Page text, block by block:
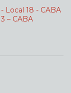
Local 18 - CABA
– CABA